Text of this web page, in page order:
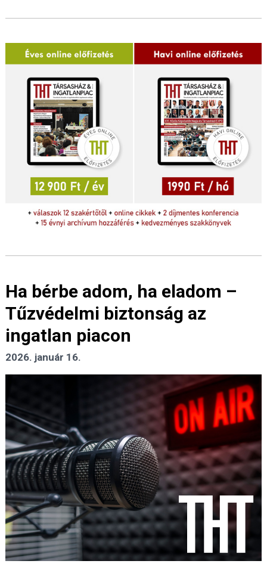
Ha bérbe adom, ha eladom –
Tűzvédelmi biztonság az
ingatlan piacon
2026. január 16.